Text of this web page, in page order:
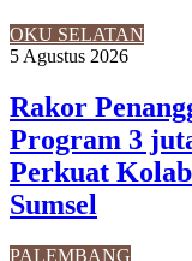
OKU SELATAN
5 Agustus 2026
Rakor
Program 3
Perkuat
Sumsel
PALEMBANG